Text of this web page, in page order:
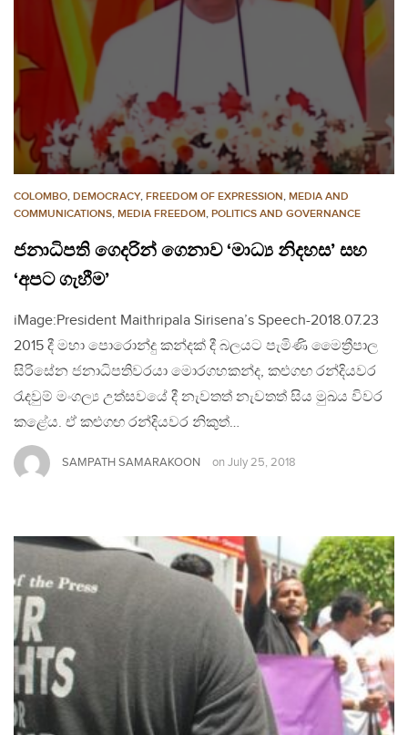
COLOMBO, DEMOCRACY, FREEDOM OF EXPRESSION, MEDIA AND
COMMUNICATIONS, MEDIA FREEDOM, POLITICS AND GOVERNANCE
ජනාධිපති ගෙදරින් ගෙනාව ‘මාධ්‍ය නිදහස’ සහ
‘අපට ගැහීම’
iMage:President Maithripala Sirisena’s Speech-2018.07.23
2015 දී මහා පොරොන්දු කන්දක් දී බලයට පැමිණි මෛත්‍රීපාල
සිරිසේන ජනාධිපතිවරයා මොරගහකන්ද, කළුගඟ රන්දියවර
රැදවුම් මංගල්‍ය උත්සවයේ දී නැවතත් නැවතත් සිය මුඛය විවර
කළේය. ඒ කළුගඟ රන්දියවර නිකුත්…
SAMPATH SAMARAKOON on July 25, 2018